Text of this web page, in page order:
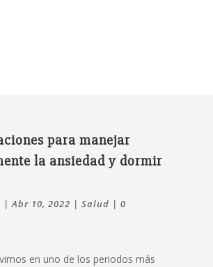
para manejar
la ansiedad y dormir
|Abr 10, 2022 | Salud | 0
en uno de los periodos más